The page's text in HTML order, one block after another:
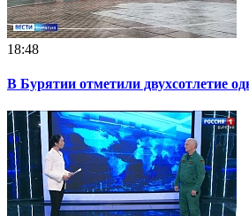
18:48
В Бурятии отметили двухсотлетие